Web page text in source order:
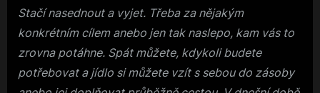
Stačí nasednout a vyjet. Třeba za nějakým
konkrétním cílem anebo jen tak naslepo, kam vás to
zrovna potáhne. Spát můžete, kdykoli budete
potřebovat a jídlo si můžete vzít s sebou do zásoby